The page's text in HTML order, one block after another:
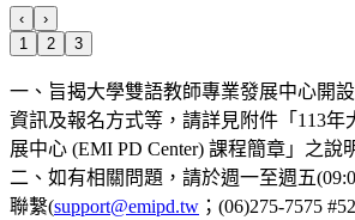
‹
›
1
2 3
一、旨揭大學雙語教師專業發展中心開
資訊及報名方式等，請詳見附件「113年
展中心 (EMI PD Center) 課程簡章」之說
二、如有相關問題，請於週一至週五
聯繫(support@emipd.tw ；(06)275-7575